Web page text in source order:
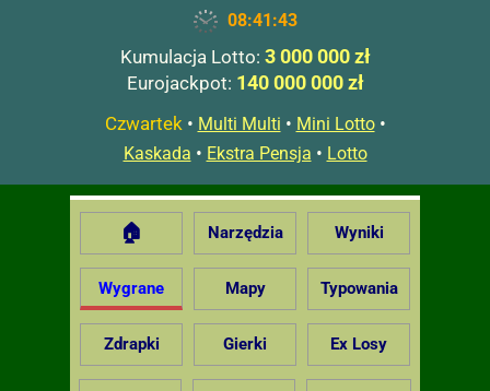
08:41:44
Kumulacja Lotto: 3 000 000 zł
Eurojackpot: 140 000 000 zł
Czwartek• Multi Multi • Mini Lotto•
Kaskada • Ekstra Pensja • Lotto
🏠 Narzędzia Wyniki
Wygrane Mapy Typowania
Zdrapki Gierki Ex Losy